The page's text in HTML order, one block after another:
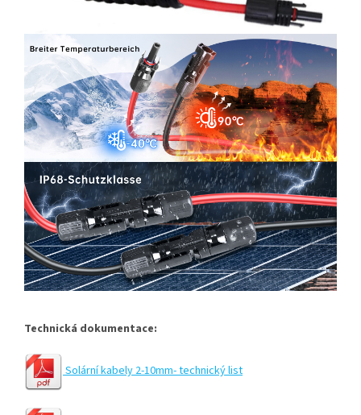
Technická dokumentace:
Solární kabely 2-10mm- technický list